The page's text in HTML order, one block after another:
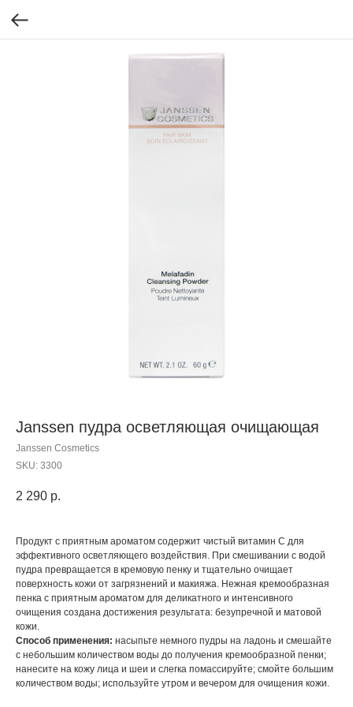
Janssen пудра осветляющая очищающая
Janssen Cosmetics
SKU: 3300
2 290 р.
Продукт с приятным ароматом содержит чистый витамин С для
эффективного осветляющего воздействия. При смешивании с водой
пудра превращается в кремовую пенку и тщательно очищает
поверхность кожи от загрязнений и макияжа. Нежная кремообразная
пенка с приятным ароматом для деликатного и интенсивного
очищения создана достижения результата: безупречной и матовой
кожи.
Способ применения: насыпьте немного пудры на ладонь и смешайте
с небольшим количеством воды до получения кремообразной пенки;
нанесите на кожу лица и шеи и слегка помассируйте; смойте большим
количеством воды; используйте утром и вечером для очищения кожи.